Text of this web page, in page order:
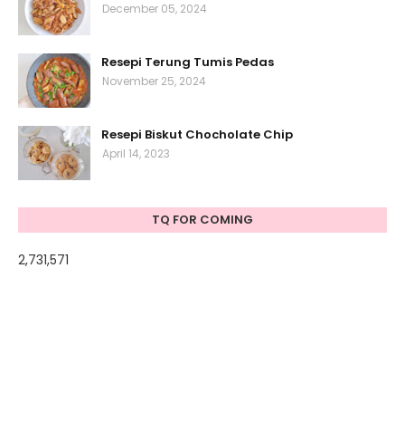
December 05, 2024
Resepi Terung Tumis Pedas
November 25, 2024
Resepi Biskut Chocholate Chip
April 14, 2023
TQ FOR COMING
2,731,571